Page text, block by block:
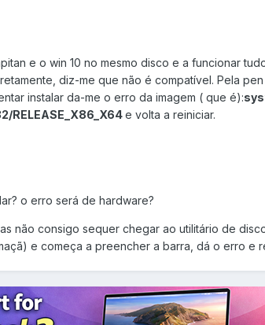
e o win 10 no mesmo disco e a funcionar
diz-me que não é compatível. Pela
instalar da-me o erro da imagem ( que é):
RELEASE_X86_X64e volta a reiniciar.
o erro será de hardware?
não consigo sequer chegar ao utilitário de
e começa a preencher a barra, dá o erro e